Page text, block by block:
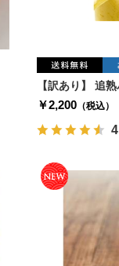
【訳あり】 追
￥2,200 （税込）